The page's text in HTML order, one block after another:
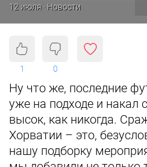
12 июля · Новости
1 0
Ну что же, последние
уже на подходе и накал
высок, как никогда.
Хорватии – это,
нашу подборку